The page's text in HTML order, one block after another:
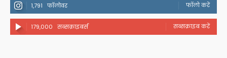
1,791 फॉलोवर फॉलो करें
179,000 सब्सक्राइबर्स सब्सक्राइब करें